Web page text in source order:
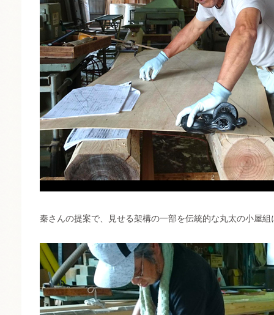
秦さんの提案で、見せる架構の一部を伝統的な丸太の小屋組